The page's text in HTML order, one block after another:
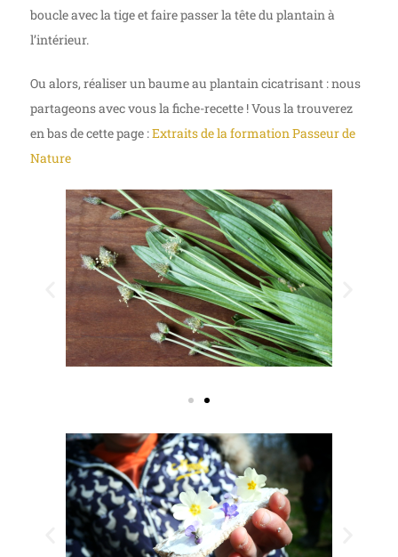
boucle avec la tige et faire passer la tête du plantain à
l’intérieur.
Ou alors, réaliser un baume au plantain cicatrisant : nous
partageons avec vous la fiche-recette ! Vous la trouverez
en bas de cette page :Extraits de la formation Passeur de
Nature